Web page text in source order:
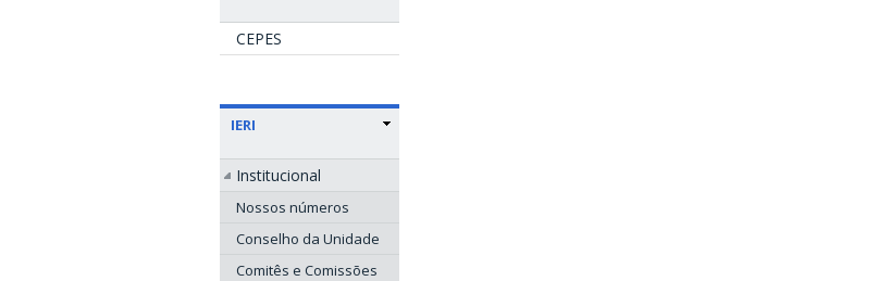
CEPES
IERI
Institucional
Nossos números
Conselho da Unidade
Comitês e Comissões